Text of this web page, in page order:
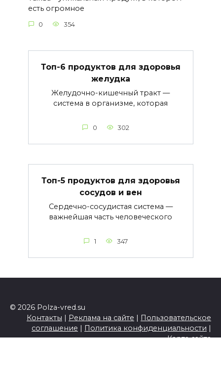
есть огромное
0 354
Топ-6 продуктов для здоровья
желудка
Желудочно-кишечный тракт —
система в организме, которая
0 302
Топ-5 продуктов для здоровья
сосудов и вен
Сердечно-сосудистая система —
важнейшая часть человеческого
1 347
© 2026 Polza-vred.su
Контакты
Реклама на сайте
Пользовательское
соглашение
Политика конфиденциальности
Карта сайта